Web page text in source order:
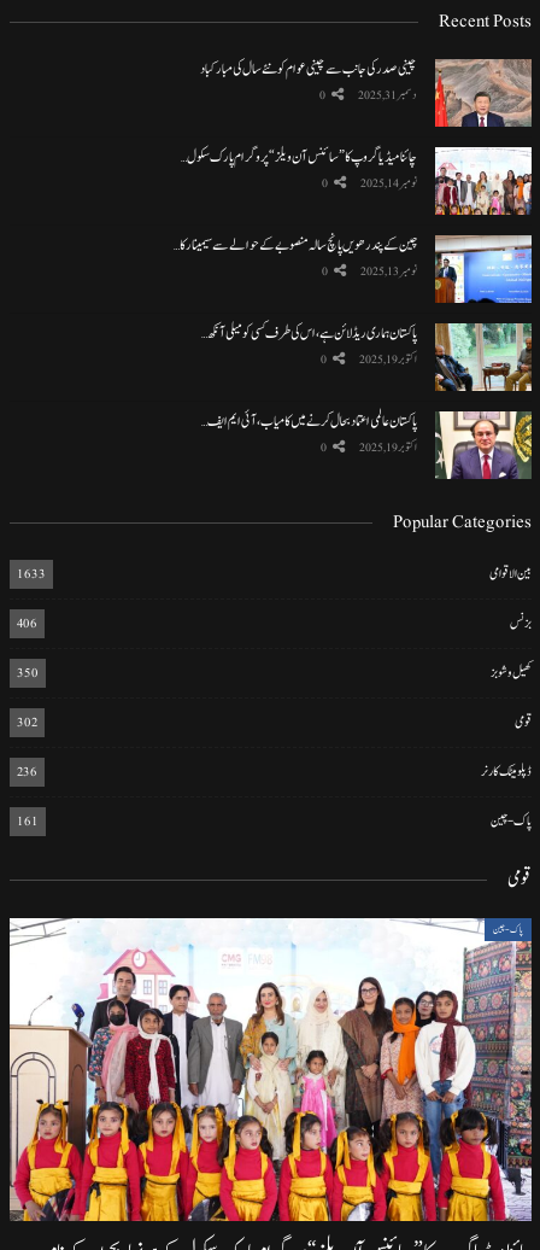
Recent Posts
چینی صدر کی جانب سے چینی عوام کو نئے سال کی مبارکباد
دسمبر 31, 2025 0
چائنا میڈیا گروپ کا ”سائنس آن ویلز“ پروگرام پارک سکول…
نومبر 14, 2025 0
چین کے پندرھویں پانچ سالہ منصوبے کے حوالے سے سیمینار کا…
نومبر 13, 2025 0
پاکستان ہماری ریڈ لائن ہے، اس کی طرف کسی کو میلی آنکھ…
اکتوبر 19, 2025 0
پاکستان عالمی اعتماد بحال کرنے میں کامیاب، آئی ایم ایف…
اکتوبر 19, 2025 0
Popular Categories
بین الاقوامی 1633
بزنس 406
کھیل و شوبز 350
قومی 302
ڈپلومیٹک کارنر 236
پاک-چین 161
قومی
پاک-چین